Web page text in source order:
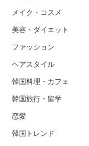
メイク・コスメ
美容・ダイエット
ファッション
ヘアスタイル
韓国料理・カフェ
韓国旅行・留学
恋愛
韓国トレンド